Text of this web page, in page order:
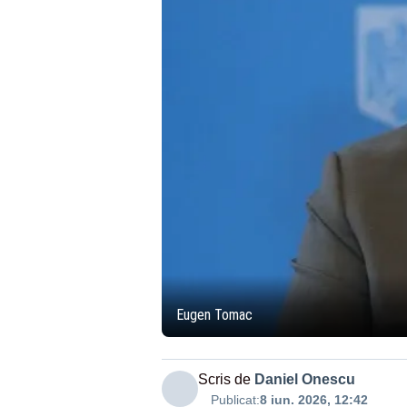
Eugen Tomac
Scris de Daniel Onescu
Publicat:8 iun. 2026, 12:42